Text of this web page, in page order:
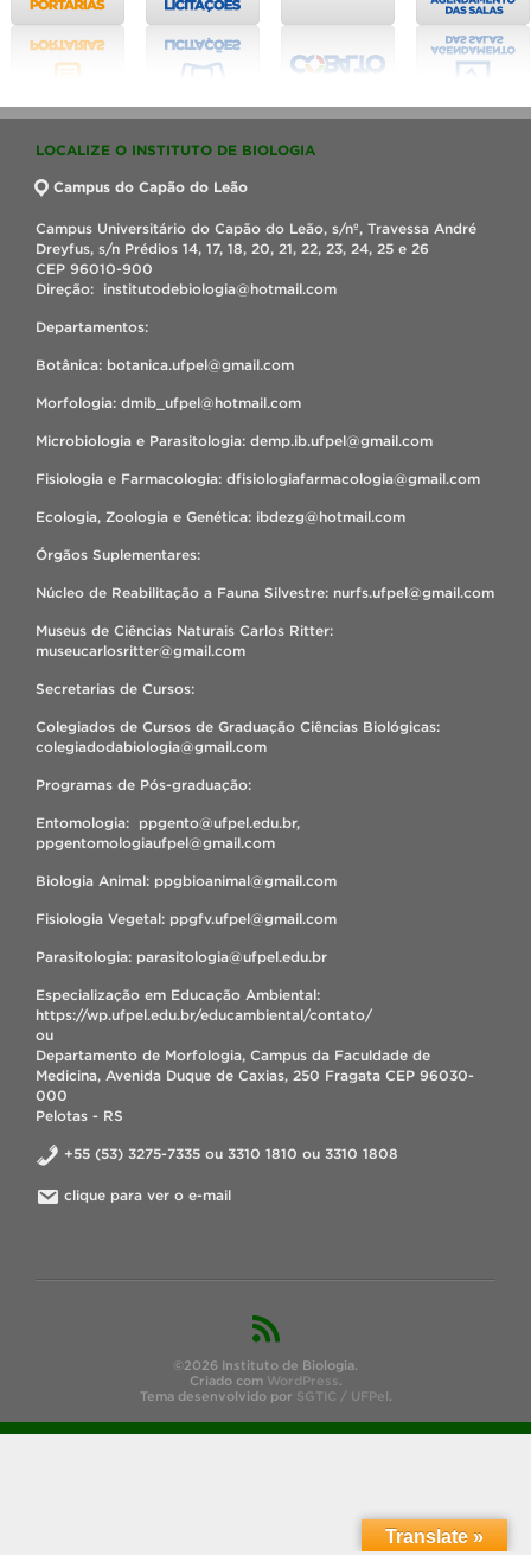
LOCALIZE O INSTITUTO DE BIOLOGIA
Campus do Capão do Leão
Campus Universitário do Capão do Leão, s/nº, Travessa André
Dreyfus, s/n Prédios 14, 17, 18, 20, 21, 22, 23, 24, 25 e 26
CEP 96010-900
Direção: institutodebiologia@hotmail.com
Departamentos:
Botânica: botanica.ufpel@gmail.com
Morfologia: dmib_ufpel@hotmail.com
Microbiologia e Parasitologia: demp.ib.ufpel@gmail.com
Fisiologia e Farmacologia: dfisiologiafarmacologia@gmail.com
Ecologia, Zoologia e Genética: ibdezg@hotmail.com
Órgãos Suplementares:
Núcleo de Reabilitação a Fauna Silvestre: nurfs.ufpel@gmail.com
Museus de Ciências Naturais Carlos Ritter:
museucarlosritter@gmail.com
Secretarias de Cursos:
Colegiados de Cursos de Graduação Ciências Biológicas:
colegiadodabiologia@gmail.com
Programas de Pós-graduação:
Entomologia: ppgento@ufpel.edu.br,
ppgentomologiaufpel@gmail.com
Biologia Animal: ppgbioanimal@gmail.com
Fisiologia Vegetal: ppgfv.ufpel@gmail.com
Parasitologia: parasitologia@ufpel.edu.br
Especialização em Educação Ambiental:
https://wp.ufpel.edu.br/educambiental/contato/
ou
Departamento de Morfologia, Campus da Faculdade de
Medicina, Avenida Duque de Caxias, 250 Fragata CEP 96030-
000
Pelotas - RS
+55 (53) 3275-7335 ou 3310 1810 ou 3310 1808
clique para ver o e-mail
©2026 Instituto de Biologia.
Criado com WordPress.
Tema desenvolvido por SGTIC / UFPel.
Translate »